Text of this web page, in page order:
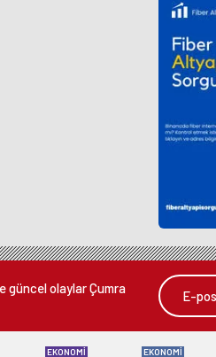
güncel olaylar Çumra
EKONOMİ EKONOMİ